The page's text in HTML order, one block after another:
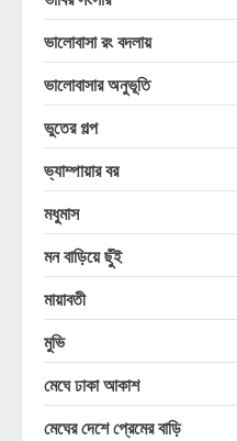
ভালোবাসা রং বদলায়
ভালোবাসার অনুভূতি
ভুতের গল্প
ভ্যাম্পায়ার বর
মধুমাস
মন বাড়িয়ে ছুঁই
মায়াবতী
মুভি
মেঘে ঢাকা আকাশ
মেঘের দেশে প্রেমের বাড়ি